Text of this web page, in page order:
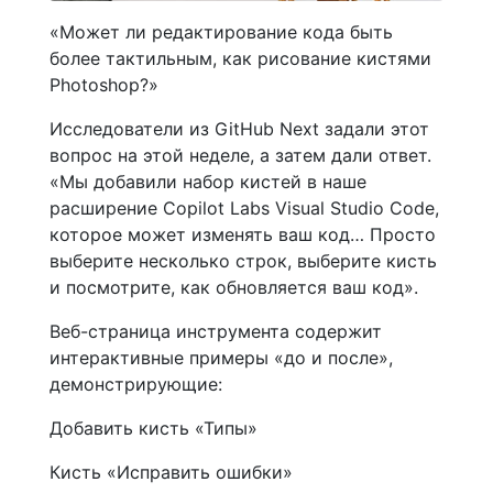
«Может ли редактирование кода быть
более тактильным, как рисование кистями
Photoshop?»
Исследователи из GitHub Next задали этот
вопрос на этой неделе, а затем дали ответ.
«Мы добавили набор кистей в наше
расширение Copilot Labs Visual Studio Code,
которое может изменять ваш код… Просто
выберите несколько строк, выберите кисть
и посмотрите, как обновляется ваш код».
Веб-страница инструмента содержит
интерактивные примеры «до и после»,
демонстрирующие:
Добавить кисть «Типы»
Кисть «Исправить ошибки»